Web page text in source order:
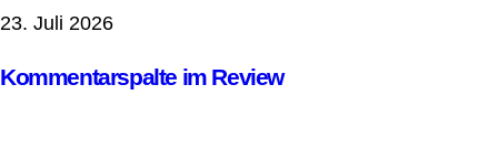
23. Juli 2026
Kommentarspalte im Review